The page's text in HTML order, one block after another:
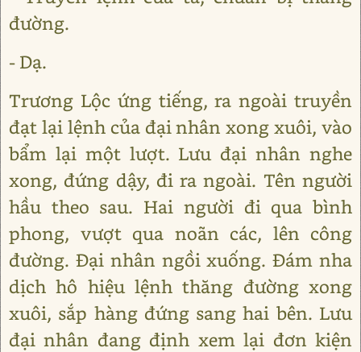
đường.
- Dạ.
Trương Lộc ứng tiếng, ra ngoài truyền
đạt lại lệnh của đại nhân xong xuôi, vào
bẩm lại một lượt. Lưu đại nhân nghe
xong, đứng dậy, đi ra ngoài. Tên người
hầu theo sau. Hai người đi qua bình
phong, vượt qua noãn các, lên công
đường. Đại nhân ngồi xuống. Đám nha
dịch hô hiệu lệnh thăng đường xong
xuôi, sắp hàng đứng sang hai bên. Lưu
đại nhân đang định xem lại đơn kiện